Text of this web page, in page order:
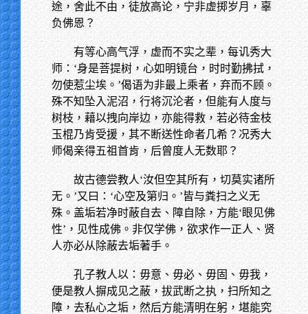
途，舍此不由，徒放高论，宁非虚掷岁月，辜
负佛恩？
有等心高气浮，虚而不实之辈，每讥秀大
师：‘身是菩提树，心如明镜台，时时勤拂拭，
勿使惹尘埃。’偈语为非最上乘者，弃而不顾。
殊不知坠入泥沼，行将沉沦者，但能有人度与
树枝，藉以拽向岸边，亦能得救，若必待金枝
玉棍乃肯受援，其不断送性命者几希？况秀大
师偈亲得五祖首肯，后曾度人无数耶？
故古德尝教人‘汝但空其所有，切莫实诸所
无。’又曰：‘心空及第归。’皆与粪扫之义无
殊。盖垢若净时蔽自去、障自除，方能‘眼见佛
性’，见性成佛。非仅学佛，欲求作一正人、贤
人亦必从除蔽去垢著手。
孔子教人以：毋意、毋必、毋固、毋我，
便是教人摒成见之蔽，拔武断之执，扫所知之
障，去私心之垢，然后方能清明在躬，堪能究